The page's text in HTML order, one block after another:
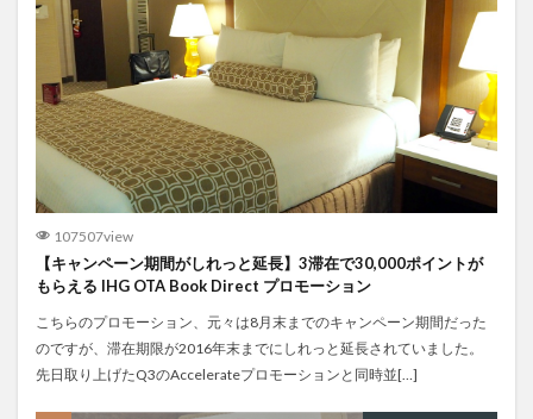
107507view
【キャンペーン期間がしれっと延長】3滞在で30,000ポイントが
もらえる IHG OTA Book Direct プロモーション
こちらのプロモーション、元々は8月末までのキャンペーン期間だった
のですが、滞在期限が2016年末までにしれっと延長されていました。
先日取り上げたQ3のAccelerateプロモーションと同時並[…]